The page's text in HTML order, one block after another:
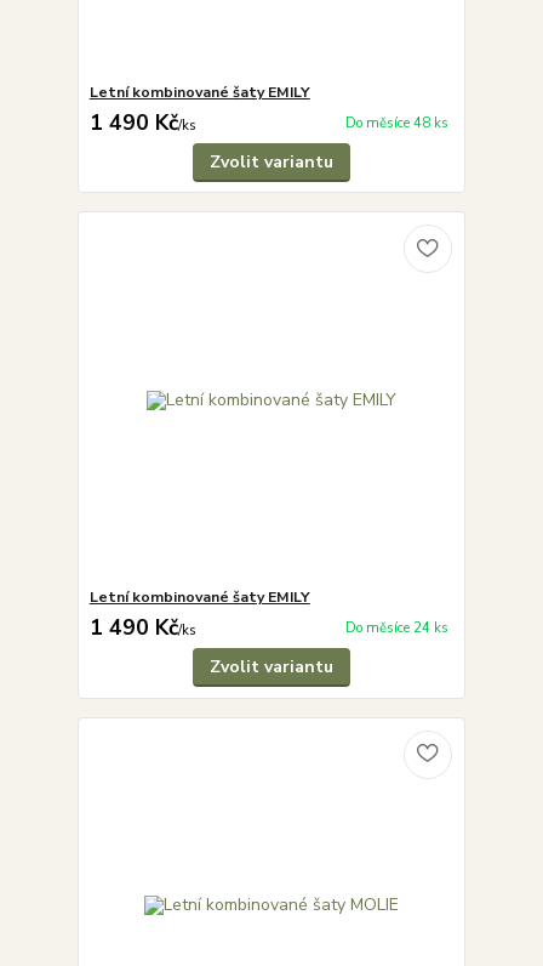
Letní kombinované šaty EMILY
1 490 Kč/ks Do měsíce 48 ks
Zvolit variantu
Letní kombinované šaty EMILY
1 490 Kč/ks Do měsíce 24 ks
Zvolit variantu